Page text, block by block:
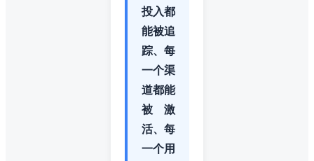
投入都
能被追
踪、每
一个渠
道都能
被激
活、每
一个用